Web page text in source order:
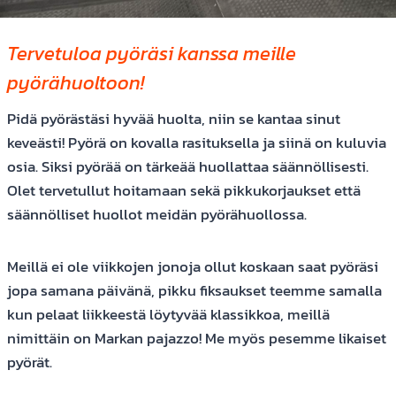
Tervetuloa pyöräsi kanssa meille
pyörähuoltoon!
Pidä pyörästäsi hyvää huolta, niin se kantaa sinut
keveästi! Pyörä on kovalla rasituksella ja siinä on kuluvia
osia. Siksi pyörää on tärkeää huollattaa säännöllisesti.
Olet tervetullut hoitamaan sekä pikkukorjaukset että
säännölliset huollot meidän pyörähuollossa.
Meillä ei ole viikkojen jonoja ollut koskaan saat pyöräsi
jopa samana päivänä, pikku fiksaukset teemme samalla
kun pelaat liikkeestä löytyvää klassikkoa, meillä
nimittäin on Markan pajazzo! Me myös pesemme likaiset
pyörät.